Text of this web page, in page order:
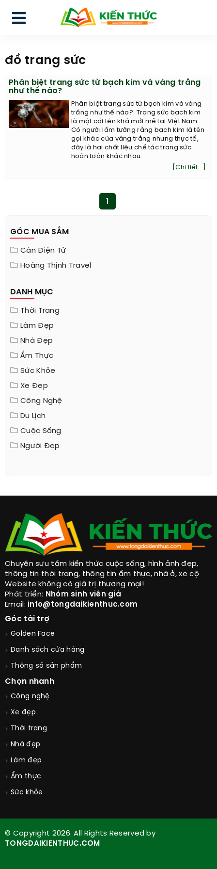
đồ trang sức
Phân biệt trang sức từ bạch kim và vàng trắng
như thế nào?
Phân biệt trang sức từ bạch kim và vàng
trắng như thế nào?. Trang sức bạch kim
là một cái tên khá mới mẻ tại Việt Nam.
Có người lầm tưởng rằng bạch kim là tên
gọi khác của vàng trắng nhưng thực tế,
đây là hai chất liệu chế tác trang sức
hoàn toàn khác nhau.
[Chi tiết...]
GÓC MUA SẮM
Cân Điện Tử
Hoàng Thịnh Travel
DANH MỤC
Thời Trang
Làm Đẹp
Nhà Đẹp
Ẩm Thực
Sức Khỏe
Xe Đẹp
Công Nghệ
Du Lịch
Cuộc Sống
Người Đẹp
Chuyên sưu tầm kiến thức cuộc sống, hình ảnh đẹp,
thông tin thời trang, thông tin ẩm thực, nhà ở, xe cộ
Website không có giá trị thương mại!
Phát triển: Nhóm sinh viên già
Email: info@tongdaikienthuc.com
Góc tài trợ
Golden Face
Danh sách cửa hàng
Thông số sản phẩm
Chọn nhanh
Công nghệ
Xe đẹp
Thời trang
Nhà đẹp
Làm đẹp
Ẩm thực
Sức khỏe
© Copyright 2026. All Rights Reserved by
TONGDAIKIENTHUC.COM